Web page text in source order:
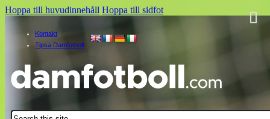
Hoppa till huvudinnehåll Hoppa till sidfot
Kontakt
Tipsa Damfotboll
Sök